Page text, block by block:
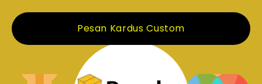
Pesan Kardus Custom